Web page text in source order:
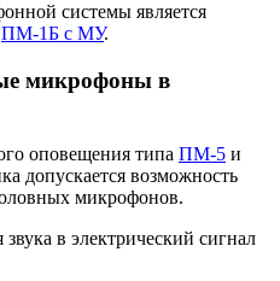
системы является
ПМ-1Б с МУ.
микрофоны в
оповещения типа ПМ-5 и
допускается возможность
микрофонов.
в электрический сигнал